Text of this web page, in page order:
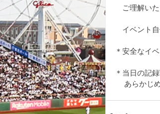
ご理解いた
イベント自
＊安全なイ
＊当日の記
あらかじめ